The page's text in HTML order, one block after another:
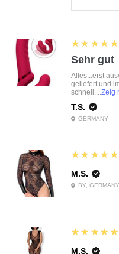
5
★★★★★
Sehr gut
Alles...erst
geliefert und
schnell....Zeig
T.S.
GERMANY
5
★★★★★
M.S.
BY, GERMANY
5
★★★★★
M.S.